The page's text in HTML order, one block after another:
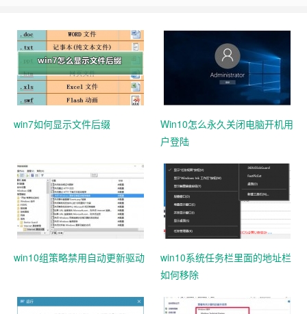
win7如何显示文件后缀
Win10怎么永久关闭电脑开机用
户登陆
win10组策略禁用自动更新驱动
win10系统任务栏里面的地址栏
如何移除